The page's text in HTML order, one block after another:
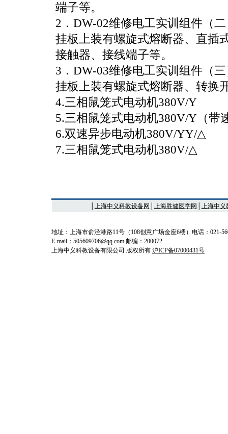
端子等。
2．DW-02维修电工实训组件（
挂板上装有螺旋式熔断器、直插
接触器、接线端子等。
3．DW-03维修电工实训组件（
挂板上装有螺旋式熔断器、转换
4.三相鼠笼式电动机380V/Y
5.三相鼠笼式电动机380V/Y（带
6.双速异步电动机380V/YY/△
7.三相鼠笼式电动机380V/△
上海中义科教设备网 上海胜健医学网 上海中义
地址：上海市俞泾港路11号（108创意广场金座6楼）电话：021-
E-mail：505609706@qq.com 邮编：200072
上海中义科教设备有限公司 版权所有 沪ICP备07000431号